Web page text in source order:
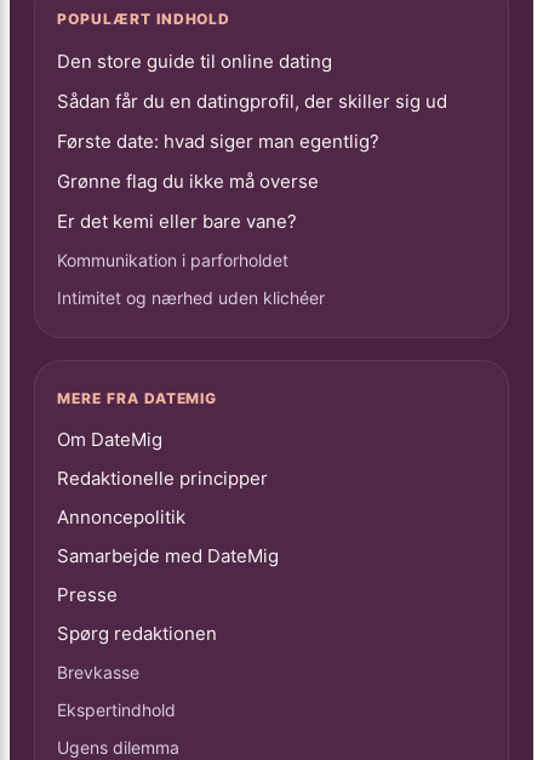
POPULÆRT INDHOLD
Den store guide til online dating
Sådan får du en datingprofil, der skiller sig ud
Første date: hvad siger man egentlig?
Grønne flag du ikke må overse
Er det kemi eller bare vane?
Kommunikation i parforholdet
Intimitet og nærhed uden klichéer
MERE FRA DATEMIG
Om DateMig
Redaktionelle principper
Annoncepolitik
Samarbejde med DateMig
Presse
Spørg redaktionen
Brevkasse
Ekspertindhold
Ugens dilemma